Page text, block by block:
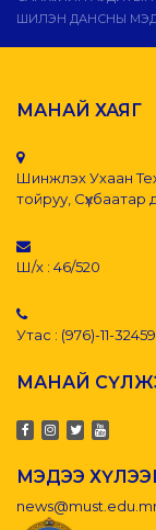
ШИЛЭН ДАНСНЫ
МАНАЙ ХАЯГ
Шинжлэх Ухаан
тойруу, Сүхбаатар
Ш/х : 46/520
Утас : (976)-11-
МАНАЙ
МЭДЭЭ